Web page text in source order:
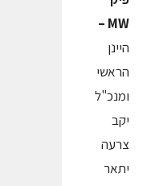
MW
–
היינן
הראשי
ומנכ"ל
יקב
צרעה
יתאר